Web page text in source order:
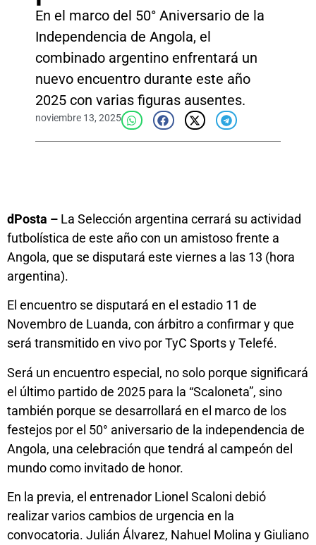
En el marco del 50° Aniversario de la
Independencia de Angola, el
combinado argentino enfrentará un
nuevo encuentro durante este año
2025 con varias figuras ausentes.
noviembre 13, 2025
dPosta – La Selección argentina cerrará su actividad
futbolística de este año con un amistoso frente a
Angola, que se disputará este viernes a las 13 (hora
argentina).
El encuentro se disputará en el estadio 11 de
Novembro de Luanda, con árbitro a confirmar y que
será transmitido en vivo por TyC Sports y Telefé.
Será un encuentro especial, no solo porque significará
el último partido de 2025 para la “Scaloneta”, sino
también porque se desarrollará en el marco de los
festejos por el 50° aniversario de la independencia de
Angola, una celebración que tendrá al campeón del
mundo como invitado de honor.
En la previa, el entrenador Lionel Scaloni debió
realizar varios cambios de urgencia en la
convocatoria. Julián Álvarez, Nahuel Molina y Giuliano